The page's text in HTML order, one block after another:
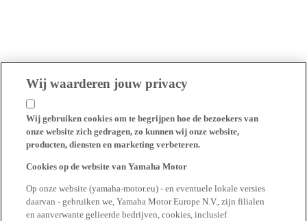
Wij waarderen jouw privacy
Wij gebruiken cookies om te begrijpen hoe de bezoekers van
onze website zich gedragen, zo kunnen wij onze website,
producten, diensten en marketing verbeteren.
Cookies op de website van Yamaha Motor
Op onze website (yamaha-motor.eu) - en eventuele lokale versies
daarvan - gebruiken we, Yamaha Motor Europe N.V., zijn filialen
en aanverwante gelieerde bedrijven, cookies, inclusief